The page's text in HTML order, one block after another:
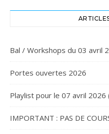
Bal / Workshops du 03 avril
Portes ouvertes 2026
Playlist pour le 07 avril 2026
IMPORTANT : PAS DE